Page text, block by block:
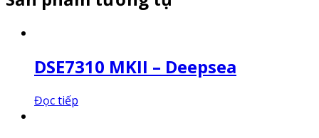
DSE7310 MKII – Deepsea
Đọc tiếp